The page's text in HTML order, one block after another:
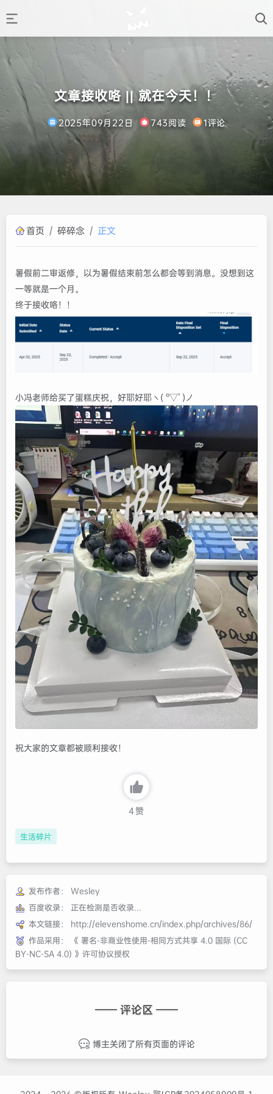
文章接收咯 || 就在今天！！
2025年09月22日 743阅读 1评论
首页 / 碎碎念 / 正文
暑假前二审返修，以为暑假结束前怎么都会等到消息。没想到这
一等就是一个月。
终于接收咯！！
小冯老师给买了蛋糕庆祝，好耶好耶ヽ( °▽ﾟ)ノ
祝大家的文章都被顺利接收！
4赞
生活碎片
发布作者：
Wesley
百度收录：
正在检测是否收录...
本文链接：
http://elevenshome.cn/index.php/archives/86/
作品采用：
《 署名-非商业性使用-相同方式共享 4.0 国际 (CC
BY-NC-SA 4.0) 》许可协议授权
—— 评论区 ——
博主关闭了所有页面的评论